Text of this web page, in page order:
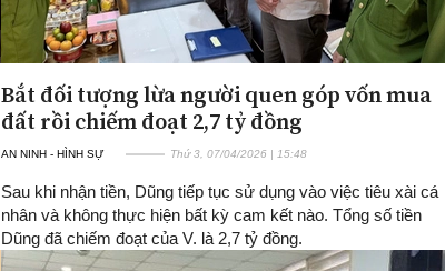
Bắt đối tượng lừa người quen góp vốn mua
đất rồi chiếm đoạt 2,7 tỷ đồng
AN NINH - HÌNH SỰ Thứ 3, 07/04/2026 | 15:48
Sau khi nhận tiền, Dũng tiếp tục sử dụng vào việc tiêu xài cá
nhân và không thực hiện bất kỳ cam kết nào. Tổng số tiền
Dũng đã chiếm đoạt của V. là 2,7 tỷ đồng.